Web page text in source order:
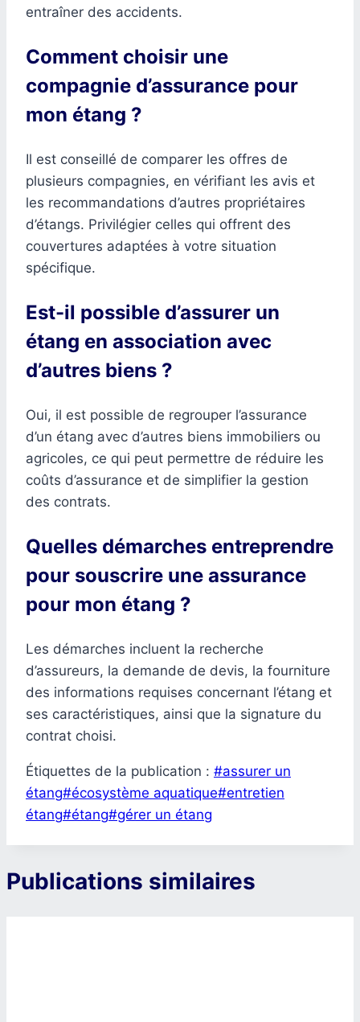
entraîner des accidents.
Comment choisir une
compagnie d’assurance pour
mon étang ?
Il est conseillé de comparer les offres de
plusieurs compagnies, en vérifiant les avis et
les recommandations d’autres propriétaires
d’étangs. Privilégier celles qui offrent des
couvertures adaptées à votre situation
spécifique.
Est-il possible d’assurer un
étang en association avec
d’autres biens ?
Oui, il est possible de regrouper l’assurance
d’un étang avec d’autres biens immobiliers ou
agricoles, ce qui peut permettre de réduire les
coûts d’assurance et de simplifier la gestion
des contrats.
Quelles démarches entreprendre
pour souscrire une assurance
pour mon étang ?
Les démarches incluent la recherche
d’assureurs, la demande de devis, la fourniture
des informations requises concernant l’étang et
ses caractéristiques, ainsi que la signature du
contrat choisi.
Étiquettes de la publication : #assurer un
étang#écosystème aquatique#entretien
étang#étang#gérer un étang
Publications similaires